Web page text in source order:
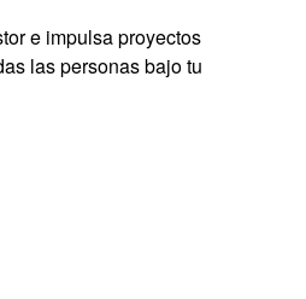
e impulsa proyectos
las personas bajo tu